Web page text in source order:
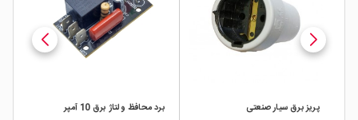
پریز برق سیار صنعتی
برد محافظ ولتاژ برق 10 آمپر